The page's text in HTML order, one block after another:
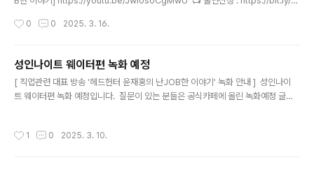
member📚 사람을 좋아하는 헤드헌터 책 : https://bit.ly/book-NJ💵 후원계좌 :
━━━━━━━━━━━━━━━━━━━━━━헤드헌터 윤재홍의 난JO
B한 이야기-세상의 모든 직업━━━━━━━━━━━━━━━━━━━..
0 0 2025. 3. 16.
성인나이트 웨이터편 녹화 예정
[ 직업관련 대표 방송 '헤드헌터 윤재홍의 난JOB한 이야기' 녹화 안내 ] ​ 성인나이
트 웨이터편 녹화 예정입니다. ​ 질문이 있는 분들은 공식카페에 올린 녹화예정 글이
5143 [ 직업관련 대표 방송 '헤드헌터 윤재홍의 난JOB한 이야기' 녹화 안내 ] ​ 성인
1 0 2025. 3. 10.